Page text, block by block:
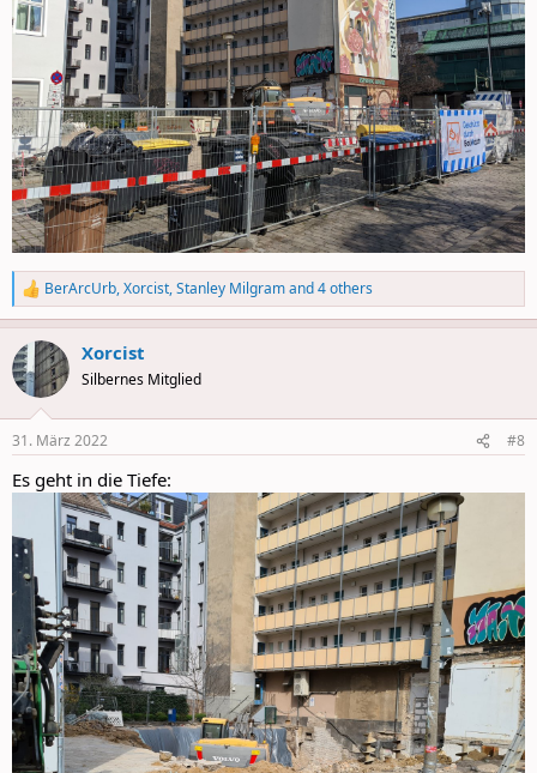
R
e
a
c
t
i
s
BerArcUrb,Xorcist,Stanley Milgramand 4 others
Xorcist
Silbernes Mitglied
31. März 2022 #8
Es geht in die Tiefe: